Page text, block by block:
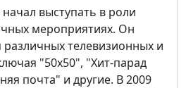
выступать в роли
мероприятиях. Он
телевизионных и
"50х50", "Хит-парад
почта" и другие. В 2009